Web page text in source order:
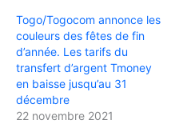
Togo/Togocom annonce les
couleurs des fêtes de fin
d’année. Les tarifs du
transfert d’argent Tmoney
en baisse jusqu’au 31
décembre
22 novembre 2021